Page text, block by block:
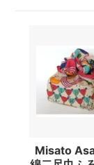
Misato